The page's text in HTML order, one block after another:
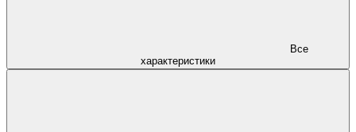
характеристики